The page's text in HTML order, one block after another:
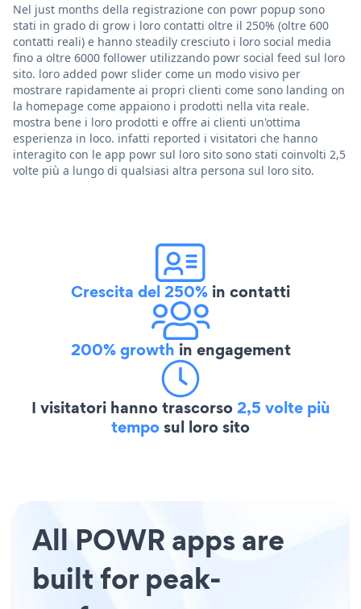
Nel just months della registrazione con powr popup sono
stati in grado di grow i loro contatti oltre il 250% (oltre 600
contatti reali) e hanno steadily cresciuto i loro social media
fino a oltre 6000 follower utilizzando powr social feed sul loro
sito. loro added powr slider come un modo visivo per
mostrare rapidamente ai propri clienti come sono landing on
la homepage come appaiono i prodotti nella vita reale.
mostra bene i loro prodotti e offre ai clienti un'ottima
esperienza in loco. infatti reported i visitatori che hanno
interagito con le app powr sul loro sito sono stati coinvolti 2,5
volte più a lungo di qualsiasi altra persona sul loro sito.
Crescita del 250% in contatti
200% growth in engagement
I visitatori hanno trascorso2,5 volte più
temposul loro sito
All POWR apps are
built for peak-